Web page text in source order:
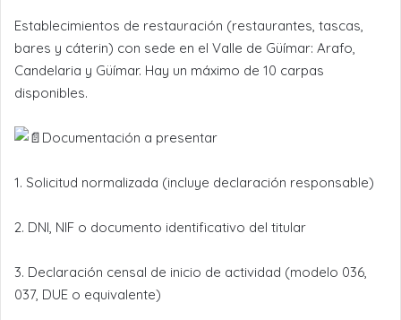
Establecimientos de restauración (restaurantes, tascas,
bares y cáterin) con sede en el Valle de Güímar: Arafo,
Candelaria y Güímar. Hay un máximo de 10 carpas
disponibles.
Documentación a presentar
1. Solicitud normalizada (incluye declaración responsable)
2. DNI, NIF o documento identificativo del titular
3. Declaración censal de inicio de actividad (modelo 036,
037, DUE o equivalente)